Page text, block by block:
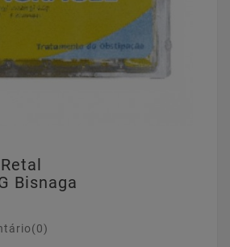
Bisnaga